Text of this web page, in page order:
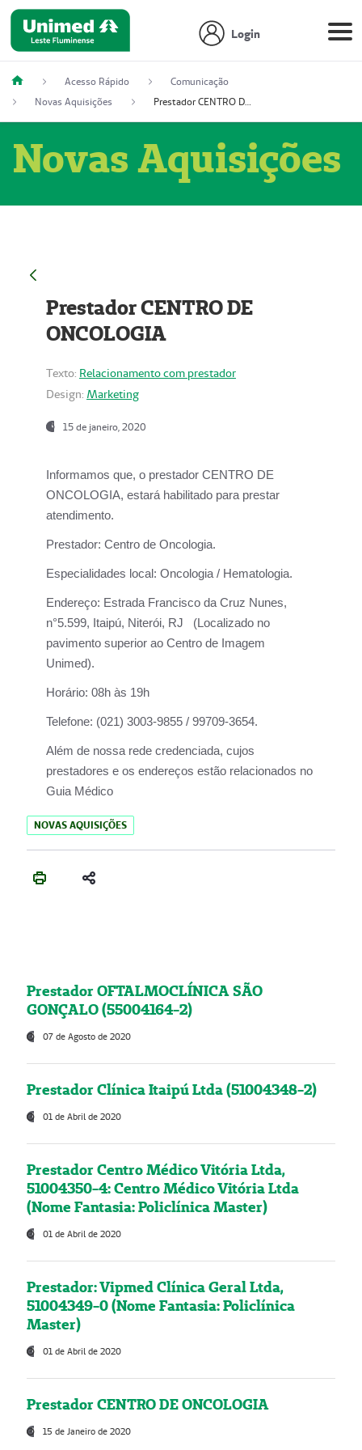
Login
Acesso Rápido
Comunicação
Novas Aquisições
Prestador CENTRO DE ONCOLOGIA
Novas Aquisições
Prestador CENTRO DE
ONCOLOGIA
Texto: Relacionamento com prestador
Design: Marketing
15 de janeiro, 2020
Informamos que, o prestador CENTRO DE
ONCOLOGIA, estará habilitado para prestar
atendimento.
Prestador: Centro de Oncologia.
Especialidades local: Oncologia / Hematologia.
Endereço: Estrada Francisco da Cruz Nunes,
n°5.599, Itaipú, Niterói, RJ (Localizado no
pavimento superior ao Centro de Imagem
Unimed).
Horário: 08h às 19h
Telefone: (021) 3003-9855 / 99709-3654.
Além de nossa rede credenciada, cujos
prestadores e os endereços estão relacionados no
Guia Médico
NOVAS AQUISIÇÕES
Prestador OFTALMOCLÍNICA SÃO
GONÇALO (55004164-2)
07 de Agosto de 2020
Prestador Clínica Itaipú Ltda (51004348-2)
01 de Abril de 2020
Prestador Centro Médico Vitória Ltda,
51004350-4: Centro Médico Vitória Ltda
(Nome Fantasia: Policlínica Master)
01 de Abril de 2020
Prestador: Vipmed Clínica Geral Ltda,
51004349-0 (Nome Fantasia: Policlínica
Master)
01 de Abril de 2020
Prestador CENTRO DE ONCOLOGIA
15 de Janeiro de 2020